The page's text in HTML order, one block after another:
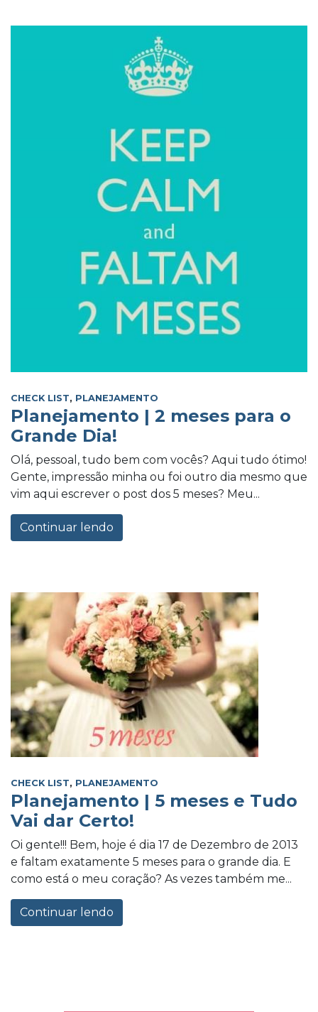
CHECK LIST, PLANEJAMENTO
Planejamento | 2 meses para o
Grande Dia!
Olá, pessoal, tudo bem com vocês? Aqui tudo ótimo!
Gente, impressão minha ou foi outro dia mesmo que
vim aqui escrever o post dos 5 meses? Meu...
Continuar lendo
CHECK LIST, PLANEJAMENTO
Planejamento | 5 meses e Tudo
Vai dar Certo!
Oi gente!!! Bem, hoje é dia 17 de Dezembro de 2013
e faltam exatamente 5 meses para o grande dia. E
como está o meu coração? As vezes também me...
Continuar lendo